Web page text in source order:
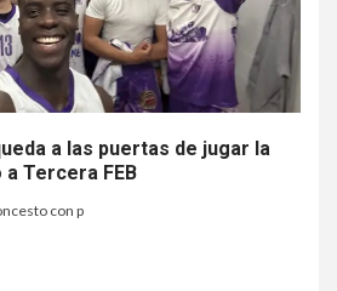
a las puertas de jugar la
Tercera FEB
con p